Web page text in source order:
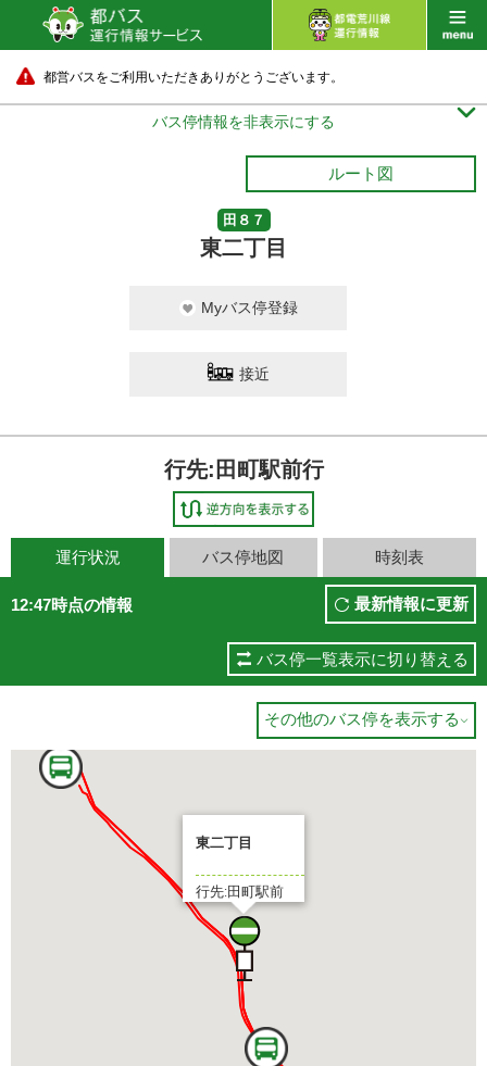
都営バスをご利用いただきありがとうございます。
バス停情報を非表示にする 
ルート図
田８７
東二丁目
Myバス停登録
接近
行先:田町駅前行
運行状況 バス停地図 時刻表
12:47時点の情報 最新情報に更新
バス停一覧表示に切り替える
その他のバス停を表示する 
東二丁目
行先:田町駅前